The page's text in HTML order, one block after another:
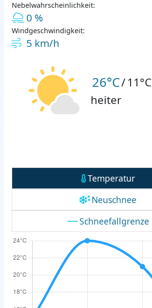
Nebelwahrscheinlichkeit:
0 %
Windgeschwindigkeit:
5 km/h
26°C/11°C
heiter
Temperatur
Neuschnee
Schneefallgrenze